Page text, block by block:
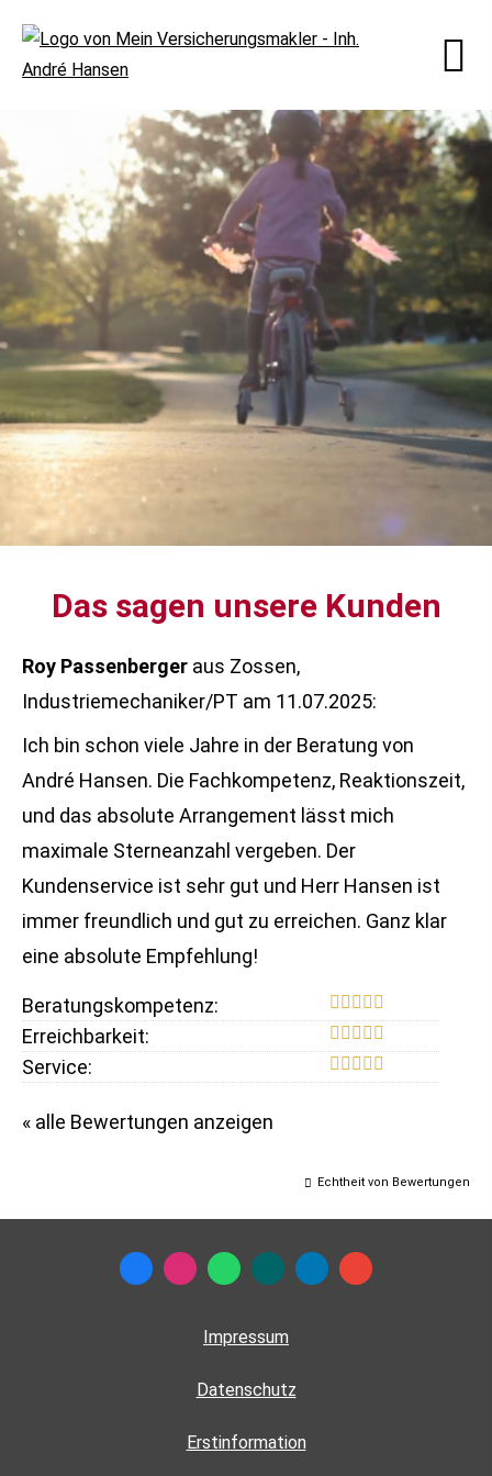
Das sagen unsere Kunden
Roy Passenberger aus Zossen,
Industriemechaniker/PT am 11.07.2025:
Ich bin schon viele Jahre in der Beratung von
André Hansen. Die Fachkompetenz, Reaktionszeit,
und das absolute Arrangement lässt mich
maximale Sterneanzahl vergeben. Der
Kundenservice ist sehr gut und Herr Hansen ist
immer freundlich und gut zu erreichen. Ganz klar
eine absolute Empfehlung!
Beratungskompetenz:
Erreichbarkeit:
Service:
« alle Bewertungen anzeigen
Echtheit von Bewertungen
Impressum
Datenschutz
Erstinformation